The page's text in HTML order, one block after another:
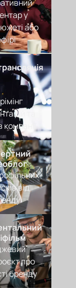
у
або
та
компанії
від
про
бренду